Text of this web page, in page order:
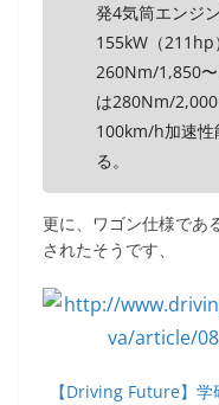
発4気筒エンジ
155kW（
260Nm/1,850
は280Nm/
100km/h加速
る。
更に、ワゴン仕様であ
されたそうです、
【Driving Future】